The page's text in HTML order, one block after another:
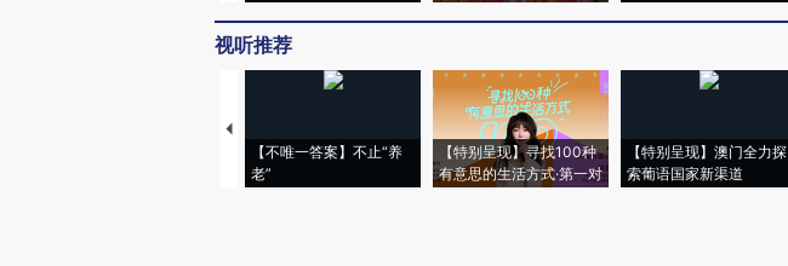
视听推荐
【不唯一答案】不止“养
老”
【特别呈现】寻找100种
有意思的生活方式·第一对
【特别呈现】澳门全力探
索葡语国家新渠道